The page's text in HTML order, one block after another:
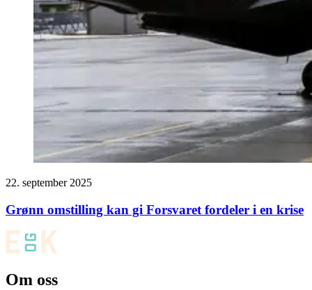
22. september 2025
Grønn omstilling kan gi Forsvaret fordeler i en krise
Om oss